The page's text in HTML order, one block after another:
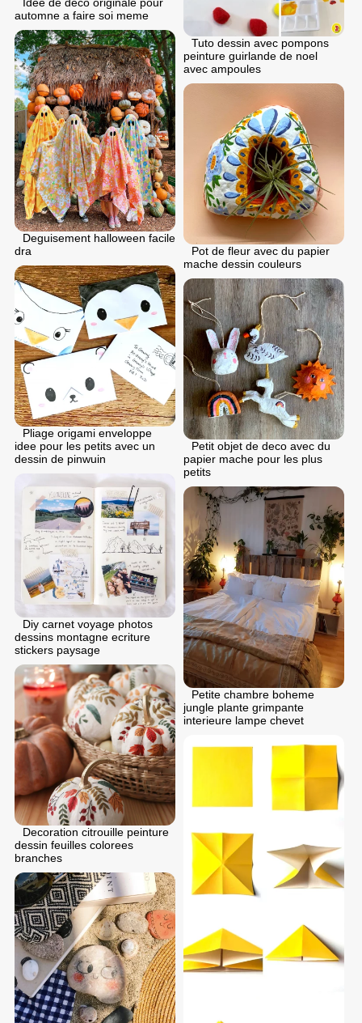
automne a faire soi meme
Tuto dessin avec pompons
peinture guirlande de noel
avec ampoules
Deguisement halloween facile
dra
Pot de fleur avec du papier
mache dessin couleurs
Pliage origami enveloppe
idee pour les petits avec un
dessin de pinwuin
Petit objet de deco avec du
papier mache pour les plus
petits
Diy carnet voyage photos
dessins montagne ecriture
stickers paysage
Petite chambre boheme
jungle plante grimpante
interieure lampe chevet
Decoration citrouille peinture
dessin feuilles colorees
branches